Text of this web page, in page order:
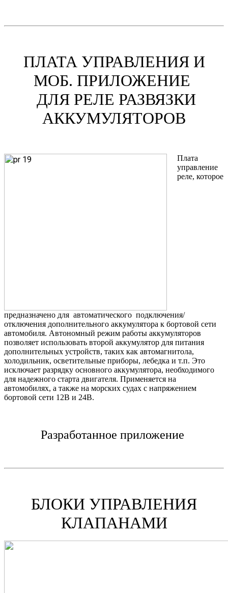
ПЛАТА УПРАВЛЕНИЯ И
МОБ. ПРИЛОЖЕНИЕ
ДЛЯ РЕЛЕ РАЗВЯЗКИ
АККУМУЛЯТОРОВ
Плата
управление
реле, которое
предназначено для автоматического подключения/
отключения дополнительного аккумулятора к бортовой сети
автомобиля. Автономный режим работы аккумуляторов
позволяет использовать второй аккумулятор для питания
дополнительных устройств, таких как автомагнитола,
холодильник, осветительные приборы, лебедка и т.п. Это
исключает разрядку основного аккумулятора, необходимого
для надежного старта двигателя. Применяется на
автомобилях, а также на морских судах с напряжением
бортовой сети 12В и 24В.
Разработанное приложение
БЛОКИ УПРАВЛЕНИЯ
КЛАПАНАМИ